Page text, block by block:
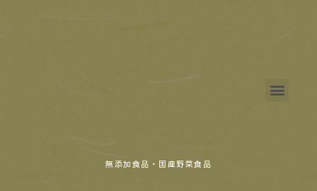
無添加食品・国産野菜食品